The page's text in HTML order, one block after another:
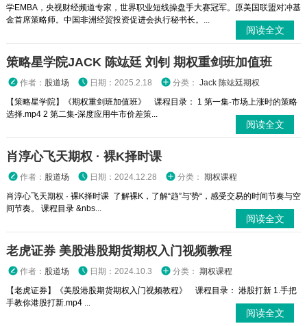
学EMBA，央视财经频道专家，世界职业短线操盘手大赛冠军。原美国联盟对冲基
金首席策略师。中国非洲经贸投资促进会执行秘书长。...
阅读全文
策略星学院JACK 陈竑廷 刘钊 期权重剑班加值班
作者： 股道场 日期：2025.2.18 分类： Jack 陈竑廷期权
【策略星学院】《期权重剑班加值班》 课程目录： 1 第一集-市场上涨时的策略
选择.mp4 2 第二集-深度应用牛市价差策...
阅读全文
肖淳心飞天期权 · 裸K择时课
作者： 股道场 日期：2024.12.28 分类： 期权课程
肖淳心飞天期权 · 裸K择时课 了解裸K，了解“趋”与'势“，感受交易的时间节奏与空
间节奏。 课程目录 &nbs...
阅读全文
老虎证券 美股港股期货期权入门视频教程
作者： 股道场 日期：2024.10.3 分类： 期权课程
【老虎证券】《美股港股期货期权入门视频教程》 课程目录： 港股打新 1.手把
手教你港股打新.mp4 ...
阅读全文